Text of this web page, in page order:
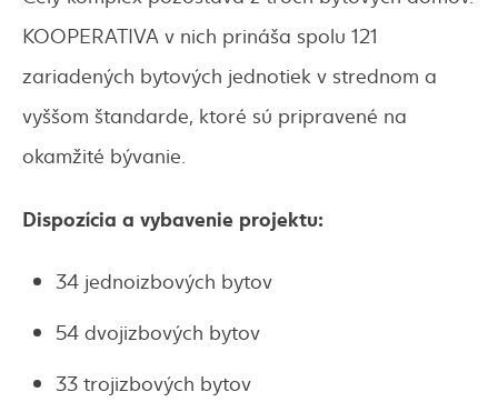
KOOPERATIVA v nich prináša spolu 121
zariadených bytových jednotiek v strednom a
vyššom štandarde, ktoré sú pripravené na
okamžité bývanie.
Dispozícia a vybavenie projektu:
34 jednoizbových bytov
54 dvojizbových bytov
33 trojizbových bytov